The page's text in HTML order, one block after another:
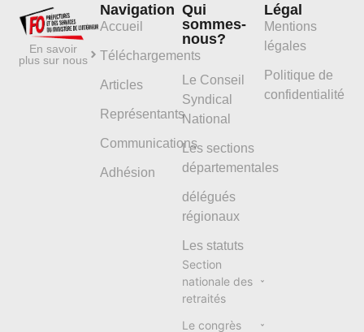
En savoir
plus sur nous
Navigation
Accueil
Téléchargements
Articles
Représentants
Communications
Adhésion
Qui
sommes-
nous?
Le Conseil
Syndical
National
Les sections
départementales
délégués
régionaux
Les statuts
Section
nationale des
retraités
Le congrès
Légal
Mentions
légales
Politique de
confidentialité